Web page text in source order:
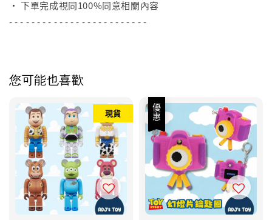
• 下單完成視同100%同意相關內容
- - - - - - - - - - - - - - - - - - - - - - - - -
您可能也喜歡
現貨 優惠